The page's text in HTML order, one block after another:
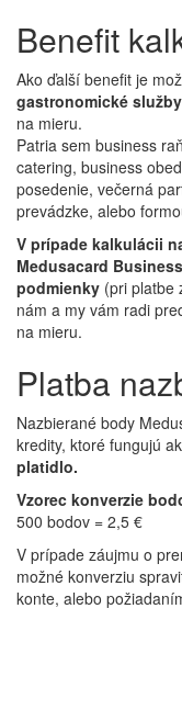
Benefit
Ako ďalší benefit je
gastronomické
na mieru.
Patria sem business
catering, business
posedenie, večerná
prevádzke, alebo
V prípade kalkulácii
Medusacard
podmienky (pri platbe
nám a my vám radi
na mieru.
Platba
Nazbierané body
kredity, ktoré fungujú
platidlo.
Vzorec konverzie
500 bodov = 2,5 €
V prípade záujmu o
možné konverziu
konte, alebo